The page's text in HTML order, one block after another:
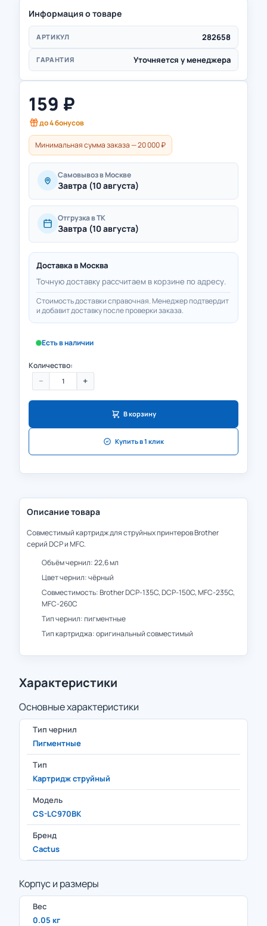
Информация о товаре
АРТИКУЛ 282658
ГАРАНТИЯ Уточняется у менеджера
159 ₽
до4бонусов
Минимальная сумма заказа — 20 000 ₽
Самовывоз в Москве
Завтра (10 августа)
Отгрузка в ТК
Завтра (10 августа)
Доставка в Москва
Точную доставку рассчитаем в корзине по адресу.
Стоимость доставки справочная. Менеджер подтвердит
и добавит доставку после проверки заказа.
Есть в наличии
Количество:
− +
В корзину
Купить в 1 клик
Описание товара
Совместимый картридж для струйных принтеров Brother
серий DCP и MFC.
Объём чернил: 22,6 мл
Цвет чернил: чёрный
Совместимость: Brother DCP-135C, DCP-150C, MFC-235C,
MFC-260C
Тип чернил: пигментные
Тип картриджа: оригинальный совместимый
Характеристики
Основные характеристики
Тип чернил
Пигментные
Тип
Картридж струйный
Модель
CS-LC970BK
Бренд
Cactus
Корпус и размеры
Вес
0.05 кг